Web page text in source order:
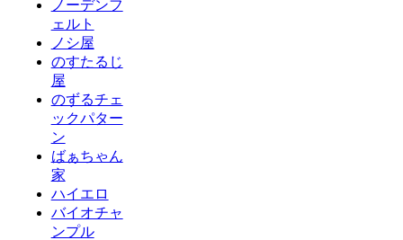
ノーデンフ
ェルト
ノシ屋
のすたるじ
屋
のずるチェ
ックパター
ン
ばぁちゃん
家
ハイエロ
バイオチャ
ンプル